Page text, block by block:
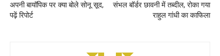
अपनी बायॉपिक पर क्या बोले सोनू सूद,
पढ़ें रिपोर्ट
संभल बॉर्डर छावनी में तब्दील, रोका गया
राहुल गांधी का काफिला